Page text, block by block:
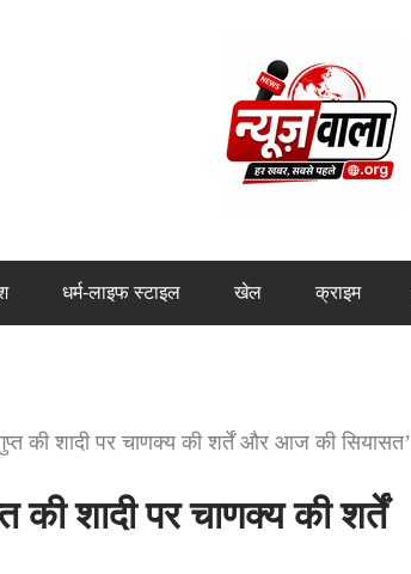
धर्म-लाइफ स्टाइल खेल क्राइम
की शादी पर चाणक्य की शर्तें और आज की सियासत’
शादी पर चाणक्य की शर्तें